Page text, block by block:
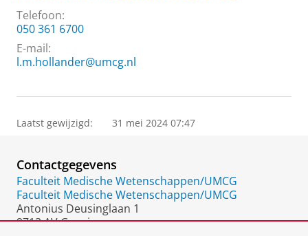
Telefoon:
050 361 6700
E-mail:
l.m.hollander@umcg.nl
Laatst gewijzigd: 31 mei 2024 07:47
Contactgegevens
Faculteit Medische Wetenschappen/UMCG
Faculteit Medische Wetenschappen/UMCG
Antonius Deusinglaan 1
9713 AV Groningen